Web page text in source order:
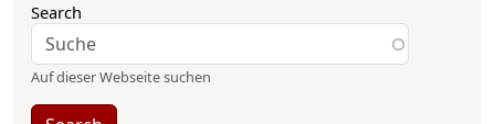
Search
Auf dieser Webseite suchen